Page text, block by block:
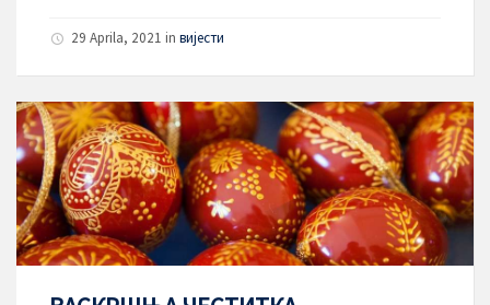
29 Aprila, 2021 in вијести